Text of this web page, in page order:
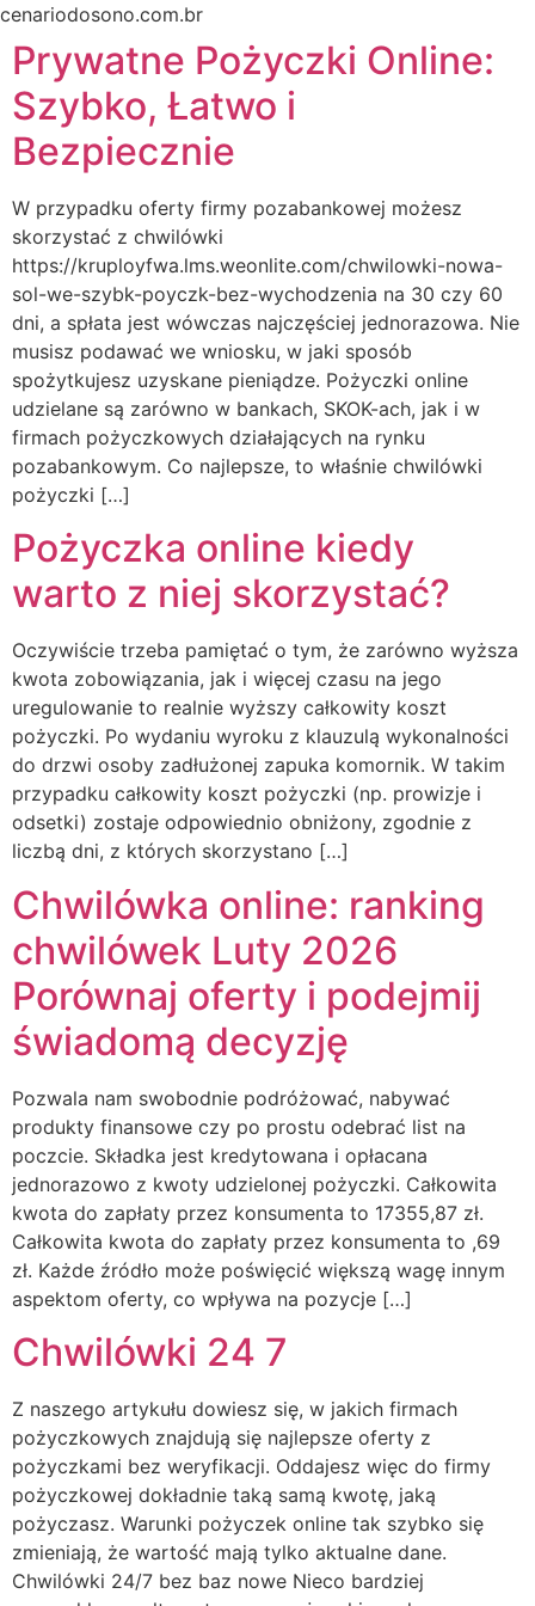
cenariodosono.com.brIr
para
o
conteúdo
Prywatne Pożyczki Online:
Szybko, Łatwo i
Bezpiecznie
W przypadku oferty firmy pozabankowej możesz
skorzystać z chwilówki
https://kruployfwa.lms.weonlite.com/chwilowki-nowa-
sol-we-szybk-poyczk-bez-wychodzenia na 30 czy 60
dni, a spłata jest wówczas najczęściej jednorazowa. Nie
musisz podawać we wniosku, w jaki sposób
spożytkujesz uzyskane pieniądze. Pożyczki online
udzielane są zarówno w bankach, SKOK-ach, jak i w
firmach pożyczkowych działających na rynku
pozabankowym. Co najlepsze, to właśnie chwilówki
pożyczki […]
Pożyczka online kiedy
warto z niej skorzystać?
Oczywiście trzeba pamiętać o tym, że zarówno wyższa
kwota zobowiązania, jak i więcej czasu na jego
uregulowanie to realnie wyższy całkowity koszt
pożyczki. Po wydaniu wyroku z klauzulą wykonalności
do drzwi osoby zadłużonej zapuka komornik. W takim
przypadku całkowity koszt pożyczki (np. prowizje i
odsetki) zostaje odpowiednio obniżony, zgodnie z
liczbą dni, z których skorzystano […]
Chwilówka online: ranking
chwilówek Luty 2026
Porównaj oferty i podejmij
świadomą decyzję
Pozwala nam swobodnie podróżować, nabywać
produkty finansowe czy po prostu odebrać list na
poczcie. Składka jest kredytowana i opłacana
jednorazowo z kwoty udzielonej pożyczki. Całkowita
kwota do zapłaty przez konsumenta to 17355,87 zł.
Całkowita kwota do zapłaty przez konsumenta to ,69
zł. Każde źródło może poświęcić większą wagę innym
aspektom oferty, co wpływa na pozycje […]
Chwilówki 24 7
Z naszego artykułu dowiesz się, w jakich firmach
pożyczkowych znajdują się najlepsze oferty z
pożyczkami bez weryfikacji. Oddajesz więc do firmy
pożyczkowej dokładnie taką samą kwotę, jaką
pożyczasz. Warunki pożyczek online tak szybko się
zmieniają, że wartość mają tylko aktualne dane.
Chwilówki 24/7 bez baz nowe Nieco bardziej